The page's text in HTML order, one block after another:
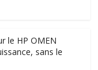
le HP OMEN
sans le